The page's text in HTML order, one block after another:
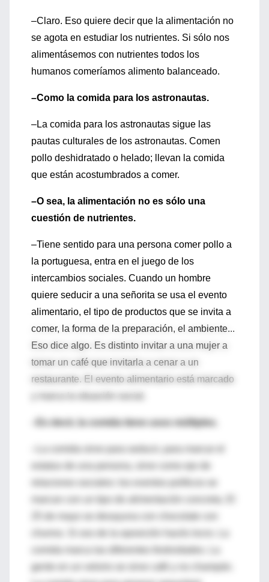
–Claro. Eso quiere decir que la alimentación no
se agota en estudiar los nutrientes. Si sólo nos
alimentásemos con nutrientes todos los
humanos comeríamos alimento balanceado.
–Como la comida para los astronautas.
–La comida para los astronautas sigue las
pautas culturales de los astronautas. Comen
pollo deshidratado o helado; llevan la comida
que están acostumbrados a comer.
–O sea, la alimentación no es sólo una
cuestión de nutrientes.
–Tiene sentido para una persona comer pollo a
la portuguesa, entra en el juego de los
intercambios sociales. Cuando un hombre
quiere seducir a una señorita se usa el evento
alimentario, el tipo de productos que se invita a
comer, la forma de la preparación, el ambiente...
Eso dice algo. Es distinto invitar a una mujer a
tomar un café que invitarla a cenar a un
restaurante. El evento alimentario está marcado
–Es decir, la comida tiene usos múltiples.
25 de mayo se desayuna con chocolate con
gente en un velorio se sirve café y no champán.